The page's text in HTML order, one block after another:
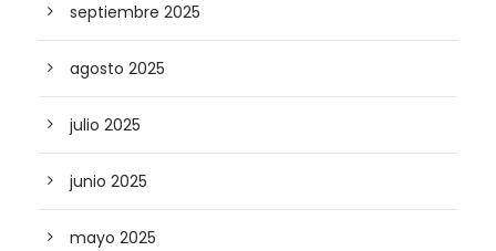
septiembre 2025
agosto 2025
julio 2025
junio 2025
mayo 2025